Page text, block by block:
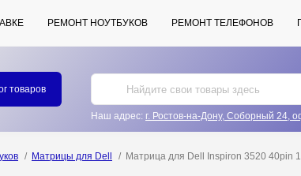
РЕМОНТ НОУТБУКОВ РЕМОНТ ТЕЛЕФОНОВ
товаров
Наш адрес: г. Ростов-на-Дону, Соборный 24,
Матрицы для Dell Матрица для Dell Inspiron 3520 40pin